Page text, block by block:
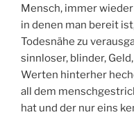
Mensch, immer
in denen man bereit
Todesnähe zu
sinnloser, blinder,
Werten hinterher
all dem
hat und der nur eins